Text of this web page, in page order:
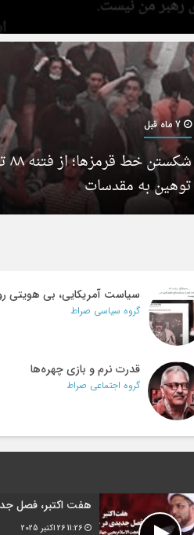
7 ماه قبل
توهین به مقدسات
سیاست آمریکایی، بی هویتی
گروه سیاسی صراط
قدرت نرم و بازی چهره‌ها
گروه اجتماعی صراط
هفت اکتبر، فصل
11:26 26 اکتبر 2025